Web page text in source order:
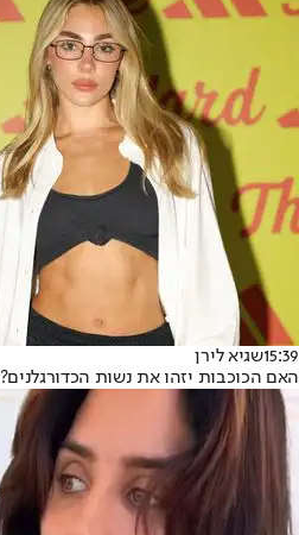
15:39שגיא לירן
האם הכוכבות יזהו את נשות הכדורגלנים?